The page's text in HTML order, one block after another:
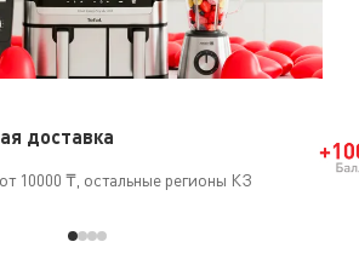
доставка
10000 ₸, остальные регионы КЗ